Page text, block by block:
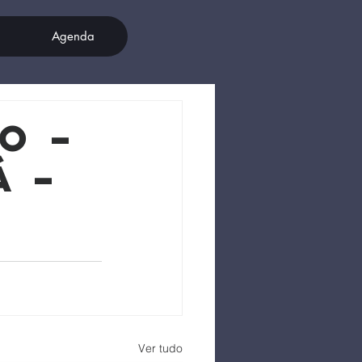
Agenda
–
–
Ver tudo